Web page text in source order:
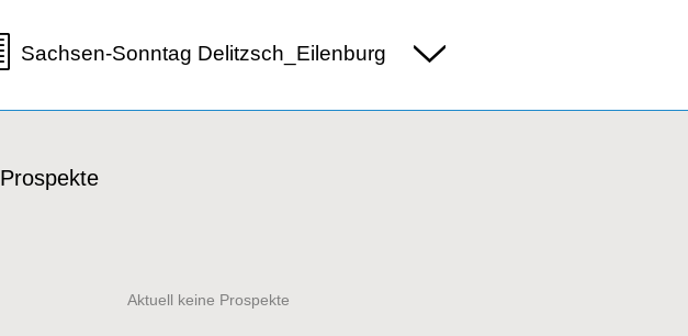
Sachsen-Sonntag Delitzsch_Eilenburg
Prospekte